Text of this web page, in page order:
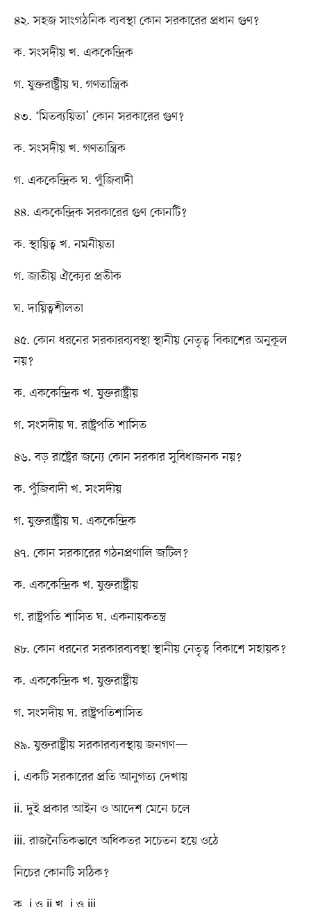
৪২. সহজ সাংগঠনিক ব্যবস্থা কোন সরকারের প্রধান গুণ?
ক. সংসদীয় খ. এককেন্দ্রিক
গ. যুক্তরাষ্ট্রীয় ঘ. গণতান্ত্রিক
৪৩. ‘মিতব্যয়িতা’ কোন সরকারের গুণ?
ক. সংসদীয় খ. গণতান্ত্রিক
গ. এককেন্দ্রিক ঘ. পুঁজিবাদী
৪৪. এককেন্দ্রিক সরকারের গুণ কোনটি?
ক. স্থায়িত্ব খ. নমনীয়তা
গ. জাতীয় ঐক্যের প্রতীক
ঘ. দায়িত্বশীলতা
৪৫. কোন ধরনের সরকারব্যবস্থা স্থানীয় নেতৃত্ব বিকাশের অনুকূল
নয়?
ক. এককেন্দ্রিক খ. যুক্তরাষ্ট্রীয়
গ. সংসদীয় ঘ. রাষ্ট্রপতি শাসিত
৪৬. বড় রাষ্ট্রের জন্যে কোন সরকার সুবিধাজনক নয়?
ক. পুঁজিবাদী খ. সংসদীয়
গ. যুক্তরাষ্ট্রীয় ঘ. এককেন্দ্রিক
৪৭. কোন সরকারের গঠনপ্রণালি জটিল?
ক. এককেন্দ্রিক খ. যুক্তরাষ্ট্রীয়
গ. রাষ্ট্রপতি শাসিত ঘ. একনায়কতন্ত্র
৪৮. কোন ধরনের সরকারব্যবস্থা স্থানীয় নেতৃত্ব বিকাশে সহায়ক?
ক. এককেন্দ্রিক খ. যুক্তরাষ্ট্রীয়
গ. সংসদীয় ঘ. রাষ্ট্রপতিশাসিত
৪৯. যুক্তরাষ্ট্রীয় সরকারব্যবস্থায় জনগণ—
i. একটি সরকারের প্রতি আনুগত্য দেখায়
ii. দুই প্রকার আইন ও আদেশ মেনে চলে
iii. রাজনৈতিকভাবে অধিকতর সচেতন হয়ে ওঠে
নিচের কোনটি সঠিক?